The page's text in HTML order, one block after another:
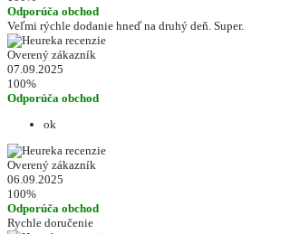
Odporúča obchod
Veľmi rýchle dodanie hneď na druhý deň. Super.
Overený zákazník
07.09.2025
100%
Odporúča obchod
ok
Overený zákazník
06.09.2025
100%
Odporúča obchod
Rychle doručenie